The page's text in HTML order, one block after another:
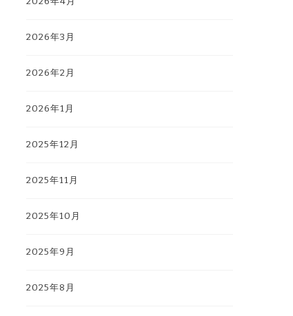
2026年3月
2026年2月
2026年1月
2025年12月
2025年11月
2025年10月
2025年9月
2025年8月